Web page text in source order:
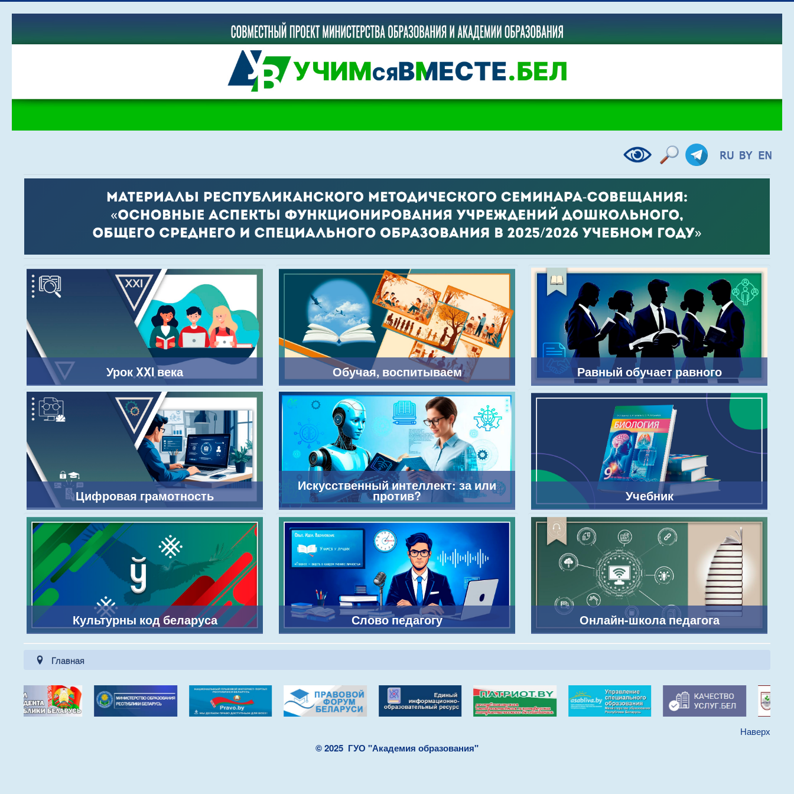
Урок XXI века
Цифровая грамотность
Культурны код беларуса
Обучая, воспитываем
Искусственный интеллект: за или
против?
Слово педагогу
Равный обучает равного
Учебник
Онлайн-школа педагога
Главная
Наверх
© 2025 ГУО "Академия образования"